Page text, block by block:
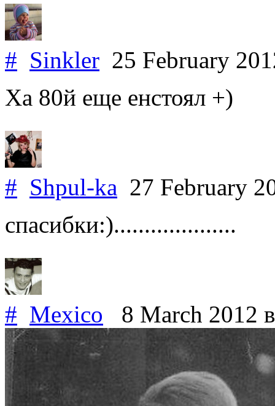
# Sinkler 25 February
Ха 80й еще енстоял +)
# Shpul-ka 27 February
спасибки:)....................
# Mexico 8 March 2012